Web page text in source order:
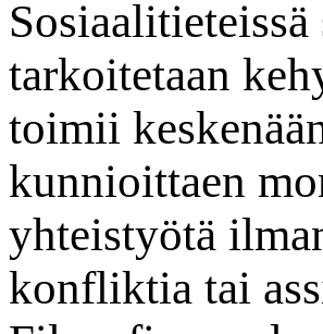
tarkoitetaan
toimii
kunnioittaen
yhteistyötä
konfliktia tai